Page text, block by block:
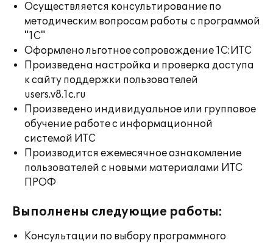
Осуществляется консультирование по
методическим вопросам работы с программой
"1С"
Оформлено льготное сопровождение 1С:ИТС
Произведена настройка и проверка доступа
к сайту поддержки пользователей
users.v8.1c.ru
Произведено индивидуальное или групповое
обучение работе с информационной
системой ИТС
Производится ежемесячное ознакомление
пользователей с новыми материалами ИТС
ПРОФ
Выполнены следующие работы:
Консультации по выбору программного